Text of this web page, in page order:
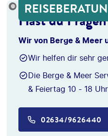
©Antonio_Diaz
Hast du
Wir von Berge & Meer
Wir helfen dir sehr
Die Berge & Meer
& Feiertag 10 - 18 Uhr
02634/9626440